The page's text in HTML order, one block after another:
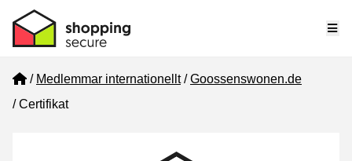
Home
Medlemmar internationellt
Goossenswonen.de
Certifikat